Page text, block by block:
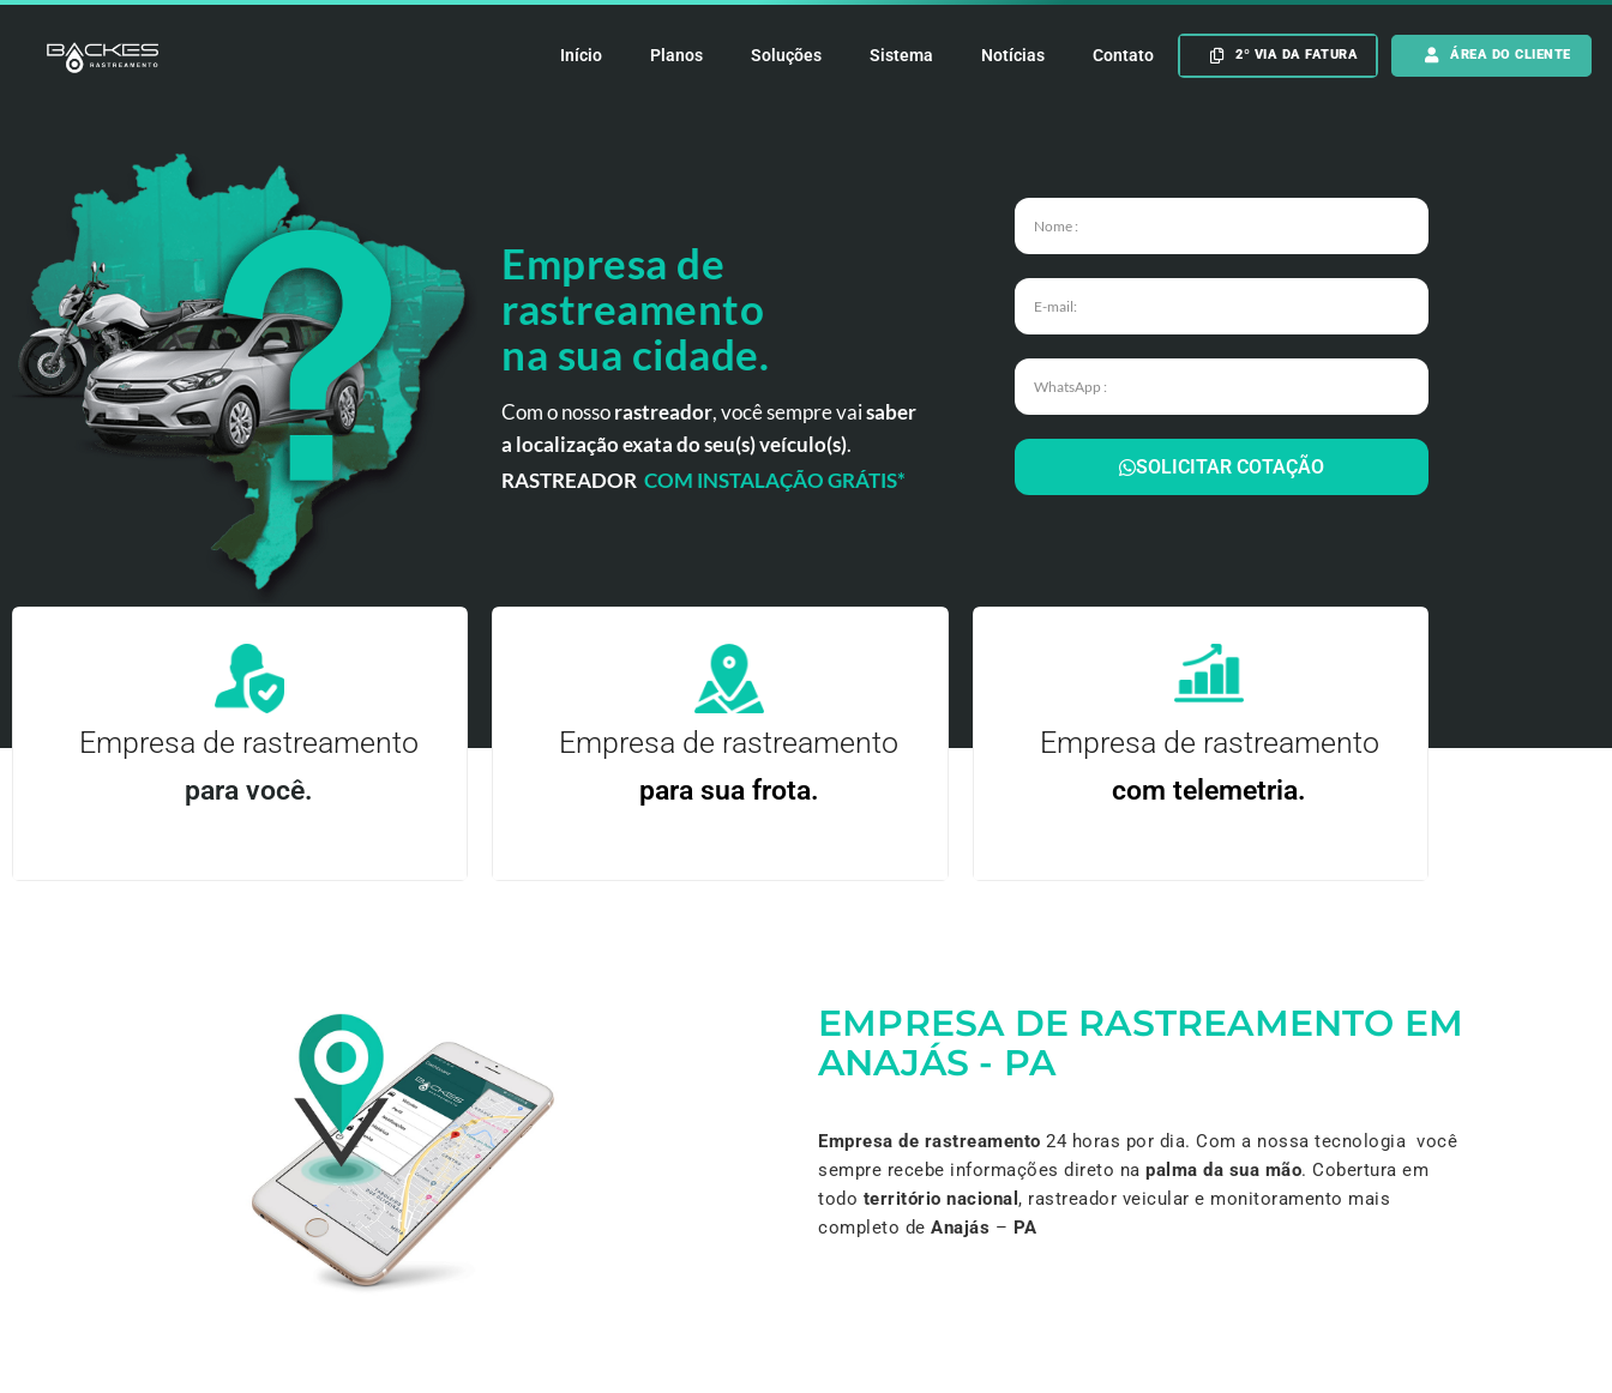
Início Planos Soluções Sistema Notícias Contato 2º VIA DA FATURA ÁREA DO CLIENTE
Empresa de
rastreamento
na sua cidade.
Com o nossorastreador, você sempre vaisaber
a localização exata do seu(s) veículo(s).
RASTREADOR COM INSTALAÇÃO GRÁTIS*
SOLICITAR COTAÇÃO
Empresa de rastreamento
para você.
Entre em contato
Empresa de rastreamento
para sua frota.
Empresa de rastreamento
com telemetria.
EMPRESA DE RASTREAMENTO EM
ANAJÁS - PA
Empresa de rastreamento 24 horas por dia. Com a nossa tecnologia você
sempre recebe informações direto na palma da sua mão. Cobertura em
todo território nacional , rastreador veicular e monitoramento mais
completo de Anajás – PA